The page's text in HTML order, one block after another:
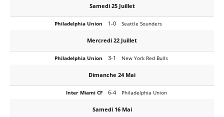
Samedi 25 Juillet
Philadelphia Union 1-0 Seattle Sounders
Mercredi 22 Juillet
Philadelphia Union 3-1 New York Red Bulls
Dimanche 24 Mai
Inter Miami CF 6-4 Philadelphia Union
Samedi 16 Mai